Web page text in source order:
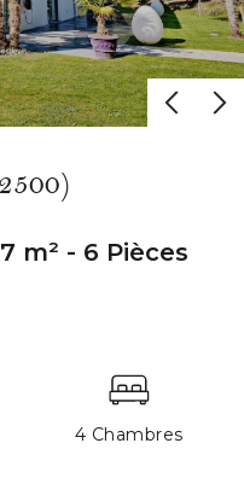
m² - 6 Pièces
4 Chambres